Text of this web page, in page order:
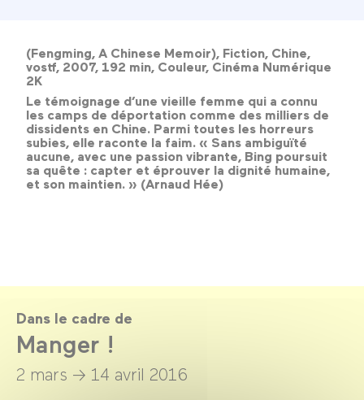
(Fengming, A Chinese Memoir), Fiction, Chine,
vostf, 2007, 192 min, Couleur, Cinéma Numérique
2K
Le témoignage d’une vieille femme qui a connu
les camps de déportation comme des milliers de
dissidents en Chine. Parmi toutes les horreurs
subies, elle raconte la faim. « Sans ambiguïté
aucune, avec une passion vibrante, Bing poursuit
sa quête : capter et éprouver la dignité humaine,
et son maintien. » (Arnaud Hée)
Dans le cadre de
Manger !
2 mars → 14 avril 2016